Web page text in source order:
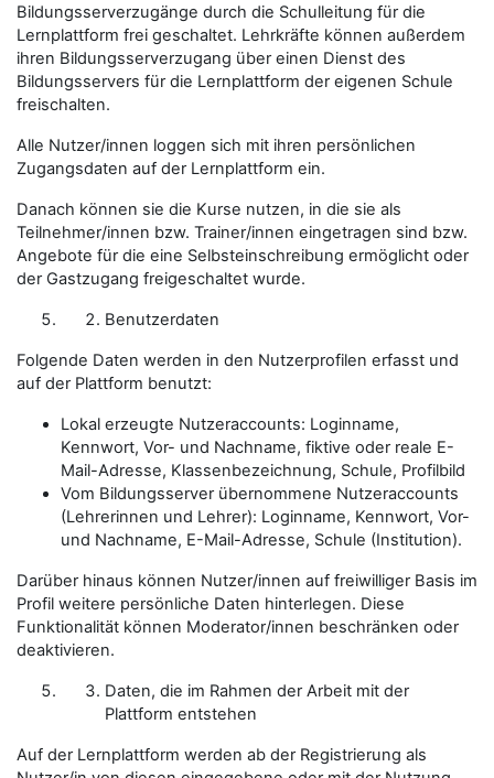
Bildungsserverzugänge durch die Schulleitung für die
Lernplattform frei geschaltet. Lehrkräfte können außerdem
ihren Bildungsserverzugang über einen Dienst des
Bildungsservers für die Lernplattform der eigenen Schule
freischalten.
Alle Nutzer/innen loggen sich mit ihren persönlichen
Zugangsdaten auf der Lernplattform ein.
Danach können sie die Kurse nutzen, in die sie als
Teilnehmer/innen bzw. Trainer/innen eingetragen sind bzw.
Angebote für die eine Selbsteinschreibung ermöglicht oder
der Gastzugang freigeschaltet wurde.
Benutzerdaten
Folgende Daten werden in den Nutzerprofilen erfasst und
auf der Plattform benutzt:
Lokal erzeugte Nutzeraccounts: Loginname,
Kennwort, Vor- und Nachname, fiktive oder reale E-
Mail-Adresse, Klassenbezeichnung, Schule, Profilbild
Vom Bildungsserver übernommene Nutzeraccounts
(Lehrerinnen und Lehrer): Loginname, Kennwort, Vor-
und Nachname, E-Mail-Adresse, Schule (Institution).
Darüber hinaus können Nutzer/innen auf freiwilliger Basis im
Profil weitere persönliche Daten hinterlegen. Diese
Funktionalität können Moderator/innen beschränken oder
deaktivieren.
Daten, die im Rahmen der Arbeit mit der
Plattform entstehen
Auf der Lernplattform werden ab der Registrierung als